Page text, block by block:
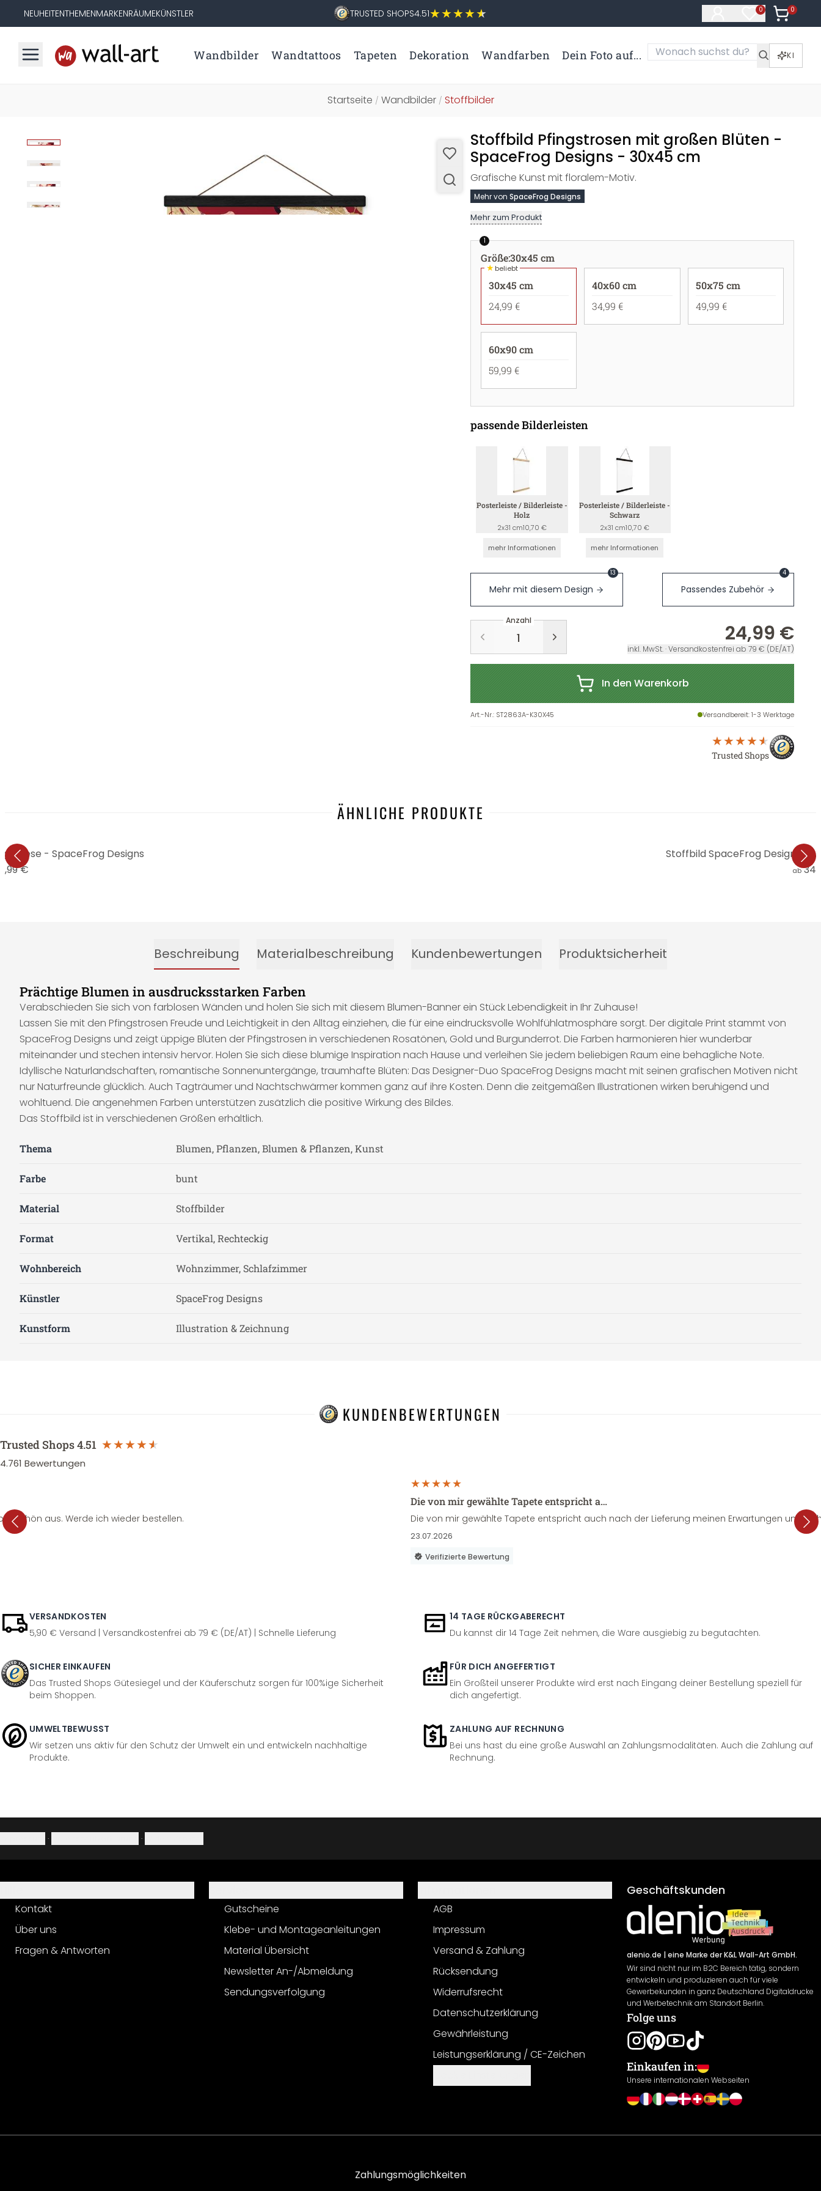
NEUHEITENTHEMENMARKENRÄUMEKÜNSTLER TRUSTED SHOPS4.51 0
Artikel im
0
Artikel
Wandbilder Wandtattoos Tapeten Dekoration Wandfarben Dein Foto auf... KI
Startseite / Wandbilder/ Stoffbilder
Stoffbild Pfingstrosen mit großen Blüten -
SpaceFrog Designs - 30x45 cm
Grafische Kunst mit floralem-Motiv.
Mehr von SpaceFrog Designs
Mehr zum Produkt
1
Größe:30x45 cm
★beliebt
30x45 cm
24,99 €
40x60 cm
34,99 €
50x75 cm
49,99 €
60x90 cm
59,99 €
passende Bilderleisten
Posterleiste / Bilderleiste -
Holz
2x31 cm10,70 €
mehr Informationen
Posterleiste / Bilderleiste -
Schwarz
2x31 cm10,70 €
mehr Informationen
Mehr mit diesem Design
13
Passendes Zubehör
4
Anzahl
24,99 €
inkl. MwSt. · Versandkostenfrei ab 79 € (DE/AT)
In den Warenkorb
Art.-Nr.: ST2863A-K30X45 Versandbereit: 1-3 Werktage
Trusted Shops
ÄHNLICHE PRODUKTE
- SpaceFrog Designs
€
Stoffbild SpaceFrog Designs -
ab
Beschreibung Materialbeschreibung Kundenbewertungen Produktsicherheit
Prächtige Blumen in ausdrucksstarken Farben
Verabschieden Sie sich von farblosen Wänden und holen Sie sich mit diesem Blumen-Banner ein Stück Lebendigkeit in Ihr Zuhause!
Lassen Sie mit den Pfingstrosen Freude und Leichtigkeit in den Alltag einziehen, die für eine eindrucksvolle Wohlfühlatmosphäre sorgt. Der digitale Print stammt von
SpaceFrog Designs und zeigt üppige Blüten der Pfingstrosen in verschiedenen Rosatönen, Gold und Burgunderrot. Die Farben harmonieren hier wunderbar
miteinander und stechen intensiv hervor. Holen Sie sich diese blumige Inspiration nach Hause und verleihen Sie jedem beliebigen Raum eine behagliche Note.
Idyllische Naturlandschaften, romantische Sonnenuntergänge, traumhafte Blüten: Das Designer-Duo SpaceFrog Designs macht mit seinen grafischen Motiven nicht
nur Naturfreunde glücklich. Auch Tagträumer und Nachtschwärmer kommen ganz auf ihre Kosten. Denn die zeitgemäßen Illustrationen wirken beruhigend und
wohltuend. Die angenehmen Farben unterstützen zusätzlich die positive Wirkung des Bildes.
Das Stoffbild ist in verschiedenen Größen erhältlich.
Thema Blumen, Pflanzen, Blumen & Pflanzen, Kunst
Farbe bunt
Material Stoffbilder
Format Vertikal, Rechteckig
Wohnbereich Wohnzimmer, Schlafzimmer
Künstler SpaceFrog Designs
Kunstform Illustration & Zeichnung
KUNDENBEWERTUNGEN
Trusted Shops4.51
4.761 Bewertungen
schön aus. Werde ich wieder bestellen.
Die von mir gewählte Tapete entspricht a…
Die von mir gewählte Tapete entspricht auch nach der Lieferung meinen Erwartungen und
23.07.2026
Verifizierte Bewertung
VERSANDKOSTEN
5,90 € Versand | Versandkostenfrei ab 79 € (DE/AT) | Schnelle Lieferung
14 TAGE RÜCKGABERECHT
Du kannst dir 14 Tage Zeit nehmen, die Ware ausgiebig zu begutachten.
SICHER EINKAUFEN
Das Trusted Shops Gütesiegel und der Käuferschutz sorgen für 100%ige Sicherheit
beim Shoppen.
FÜR DICH ANGEFERTIGT
Ein Großteil unserer Produkte wird erst nach Eingang deiner Bestellung speziell für
dich angefertigt.
UMWELTBEWUSST
Wir setzen uns aktiv für den Schutz der Umwelt ein und entwickeln nachhaltige
Produkte.
ZAHLUNG AUF RECHNUNG
Bei uns hast du eine große Auswahl an Zahlungsmodalitäten. Auch die Zahlung auf
Rechnung.
· ·
Kontakt
Über uns
Fragen & Antworten
Gutscheine
Klebe- und Montageanleitungen
Material Übersicht
Newsletter An-/Abmeldung
Sendungsverfolgung
AGB
Impressum
Versand & Zahlung
Rücksendung
Widerrufsrecht
Datenschutzerklärung
Gewährleistung
Leistungserklärung / CE-Zeichen
Geschäftskunden
alenio.de | eine Marke der K&L Wall-Art GmbH.
Wir sind nicht nur im B2C Bereich tätig, sondern
entwickeln und produzieren auch für viele
Gewerbekunden in ganz Deutschland Digitaldrucke
und Werbetechnik am Standort Berlin.
Folge uns
Einkaufen in:
Unsere internationalen Webseiten
Zahlungsmöglichkeiten